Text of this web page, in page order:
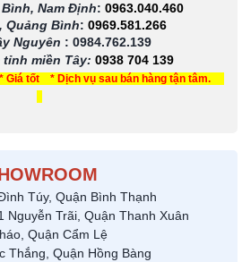
Nam Định: 0963.040.460
Quảng Bình: 0969.581.266
Nguyên : 0984.762.139
tỉnh miền Tây: 0938 704 139
Giá tốt * Dịch vụ sau bán hàng tận tâm.
Túy, Quận Bình Thạnh
Nguyễn Trãi, Quận Thanh Xuân
Quận Cẩm Lệ
Thắng, Quận Hồng Bàng